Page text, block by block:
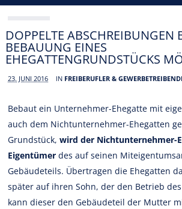
DOPPELTE ABSCHREIBUNGEN
BEBAUUNG EINES
EHEGATTENGRUNDSTÜCKS
23. JUNI 2016 IN FREIBERUFLER &
Bebaut ein Unternehmer-Ehegatte mit
auch dem Nichtunternehmer-Ehegatten
Grundstück,wird der Nichtunternehmer-
Eigentümer des auf seinen
Gebäudeteils. Übertragen die Ehegatten
später auf ihren Sohn, der den Betrieb
kann dieser den Gebäudeteil der Mutter